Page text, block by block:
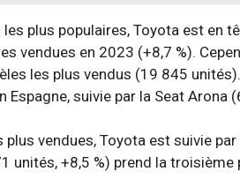
plus populaires, Toyota est en
vendues en 2023 (+8,7 %).
les plus vendus (19 845
suivie par la Seat Arona
vendues, Toyota est suivie
unités, +8,5 %) prend la troisième